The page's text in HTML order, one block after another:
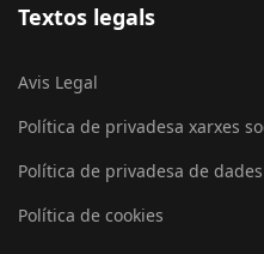
Textos legals
Avis Legal
Política de privadesa xarxes
Política de privadesa de dades
Política de cookies